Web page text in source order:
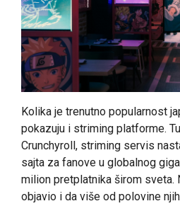
Kolika je trenutno popularnost
pokazuju i striming platforme.
Crunchyroll, striming servis
sajta za fanove u globalnog
milion pretplatnika širom sveta.
objavio i da više od polovine